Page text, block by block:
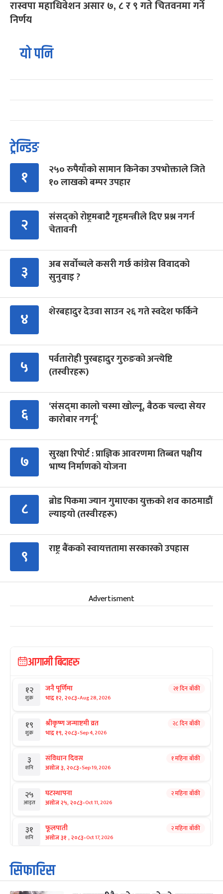
रास्वपा महाधिवेशन असार ७, ८ र ९ गते चितवनमा गर्ने
निर्णय
यो पनि
ट्रेन्डिङ
१
२५० रुपैयाँको सामान किनेका उपभोक्ताले जिते
१० लाखको बम्पर उपहार
२
संसद्को रोष्ट्रमबाटै गृहमन्त्रीले दिए प्रश्न नगर्न
चेतावनी
३
अब सर्वोच्चले कसरी गर्छ कांग्रेस विवादको
सुनुवाइ ?
४ शेरबहादुर देउवा साउन २६ गते स्वदेश फर्किने
५
पर्वतारोही पुरबहादुर गुरुङको अन्त्येष्टि
(तस्वीरहरू)
६
‘संसद्‍मा कालो चस्मा खोल्नू, बैठक चल्दा सेयर
कारोबार नगर्नू’
७
सुरक्षा रिपोर्ट : प्राज्ञिक आवरणमा तिब्बत पक्षीय
भाष्य निर्माणको योजना
८
ब्रोड पिकमा ज्यान गुमाएका युक्तको शव काठमाडौं
ल्याइयो (तस्वीरहरू)
९ राष्ट्र बैंकको स्वायत्ततामा सरकारको उपहास
Advertisment
आगामी बिदाहरु
१२
शुक्र
जनै पूर्णिमा
भाद्र १२, २०८३-Aug 28, 2026
२१ दिन बाँकी
१९
शुक्र
श्रीकृष्ण जन्माष्टमी व्रत
भाद्र १९, २०८३-Sep 4, 2026
२८ दिन बाँकी
३
शनि
संविधान दिवस
असोज ३, २०८३-Sep 19, 2026
१ महिना बाँकी
२५
आइत
घटस्थापना
असोज २५, २०८३-Oct 11, 2026
२ महिना बाँकी
३१
शनि
फूलपाती
असोज ३१ , २०८३-Oct 17, 2026
२ महिना बाँकी
१
आइत
कार्तिक सङ्क्रान्ति
कार्तिक १, २०८३
सिफारिस